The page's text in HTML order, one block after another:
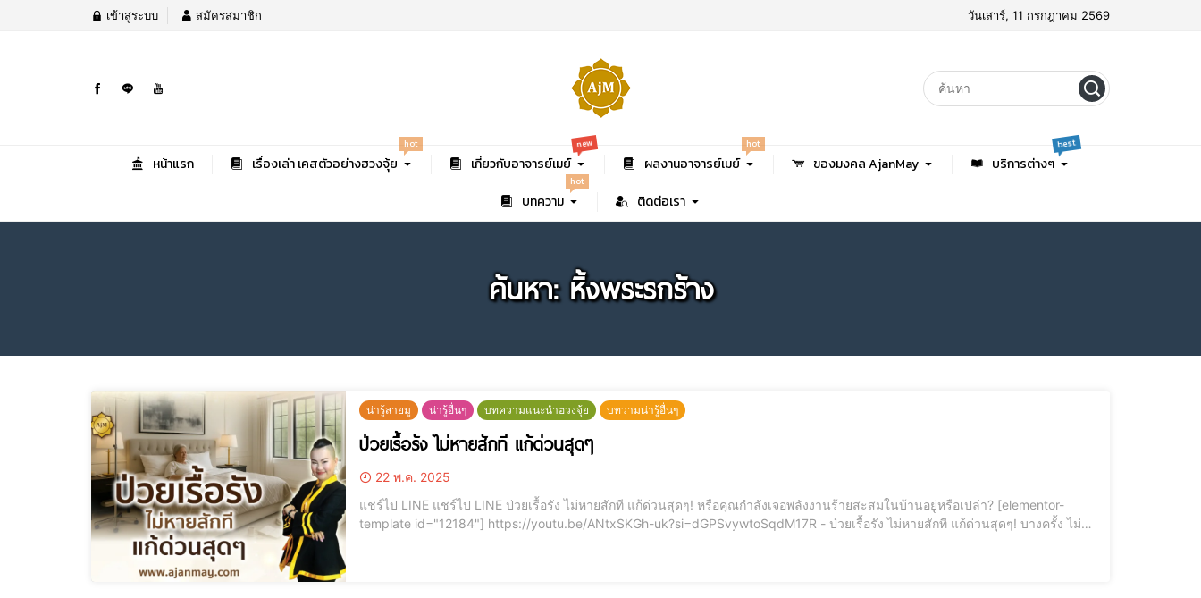
เข้าสู่ระบบ สมัครสมาชิก วันเสาร์, 11 กรกฎาคม 2569
หน้าแรก เรื่องเล่า เคสตัวอย่างฮวงจุ้ย
hot
เกี่ยวกับอาจารย์เมย์
new
ผลงานอาจารย์เมย์
hot
ของมงคล AjanMay บริการต่างๆ
best
บทความ
hot
ติดต่อเรา
ค้นหา: หิ้งพระรกร้าง
น่ารู้สายมู น่ารู้อื่นๆ บทความแนะนำฮวงจุ้ย บทวามน่ารู้อื่นๆ
ป่วยเรื้อรัง ไม่หายสักที แก้ด่วนสุดๆ
22 พ.ค. 2025
แชร์ไป LINE แชร์ไป LINE ป่วยเรื้อรัง ไม่หายสักที แก้ด่วนสุดๆ! หรือคุณกำลังเจอพลังงานร้ายสะสมในบ้านอยู่หรือเปล่า? [elementor-
template id="12184"] https://youtu.be/ANtxSKGh-uk?si=dGPSvywtoSqdM17R - ป่วยเรื้อรัง ไม่หายสักที แก้ด่วนสุดๆ! บางครั้ง ไม่ใช่